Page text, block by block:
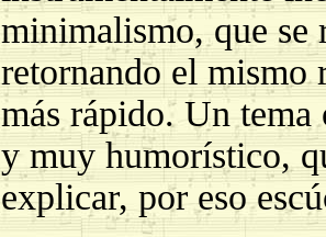
minimalismo, que se
retornando el
más rápido. Un
y muy humorístico,
explicar, por eso